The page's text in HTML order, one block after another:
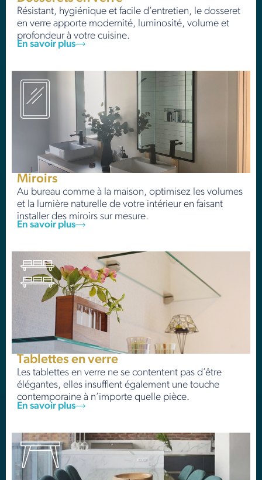
Résistant, hygiénique et facile d’entretien, le dosseret
en verre apporte modernité, luminosité, volume et
profondeur à votre cuisine.
En savoir plus
Miroirs
Au bureau comme à la maison, optimisez les volumes
et la lumière naturelle de votre intérieur en faisant
installer des miroirs sur mesure.
En savoir plus
Tablettes en verre
Les tablettes en verre ne se contentent pas d’être
élégantes, elles insufflent également une touche
contemporaine à n’importe quelle pièce.
En savoir plus